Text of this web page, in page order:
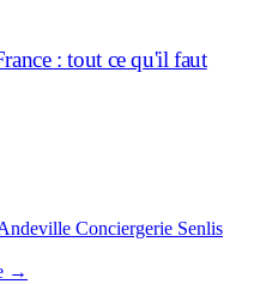
: tout ce qu'il faut
Conciergerie Senlis
→